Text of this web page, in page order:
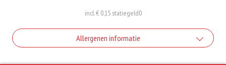
incl. € 0,15 statiegeld0
Allergenen informatie